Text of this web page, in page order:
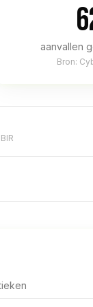
aanvallen
Bron: